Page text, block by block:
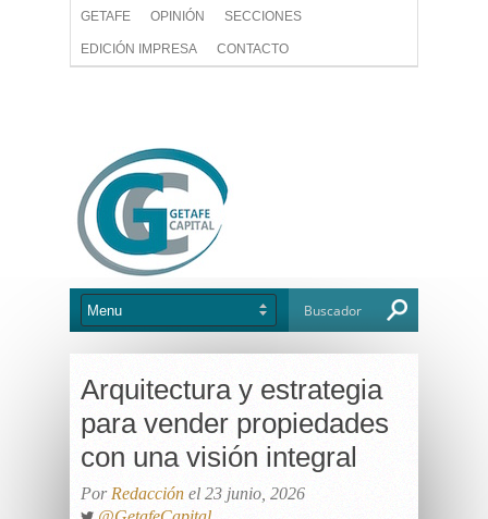
GETAFE OPINIÓN SECCIONES
EDICIÓN IMPRESA CONTACTO
Arquitectura y estrategia
para vender propiedades
con una visión integral
Por Redacción el 23 junio, 2026